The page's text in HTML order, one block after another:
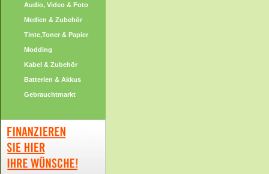
Audio, Video & Foto
Medien & Zubehör
Tinte,Toner & Papier
Modding
Kabel & Zubehör
Batterien & Akkus
Gebrauchtmarkt